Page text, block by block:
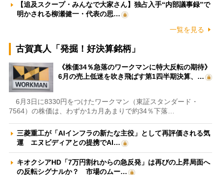
【追及スクープ・みんなで大家さん】独占入手“内部議事録”で
明かされる柳瀬健一・代表の思…
一覧を見る
古賀真人「発掘！好決算銘柄」
《株価34％急落のワークマンに特大反転の期待》
6月の売上低迷を吹き飛ばす第1四半期決算、…
6月3日に8330円をつけたワークマン（東証スタンダード・
7564）の株価は、わずか1カ月あまりで約34％下落…
三菱重工が「AIインフラの新たな主役」として再評価される気
運 エヌビディアとの提携でAI…
キオクシアHD「7万円割れからの急反発」は再びの上昇局面へ
の反転シグナルか？ 市場のムー…